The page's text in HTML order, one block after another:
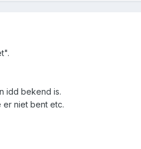
idd bekend is.
er niet bent etc.